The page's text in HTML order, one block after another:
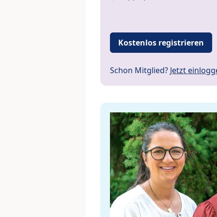
Kostenlos registrieren
Schon Mitglied? Jetzt